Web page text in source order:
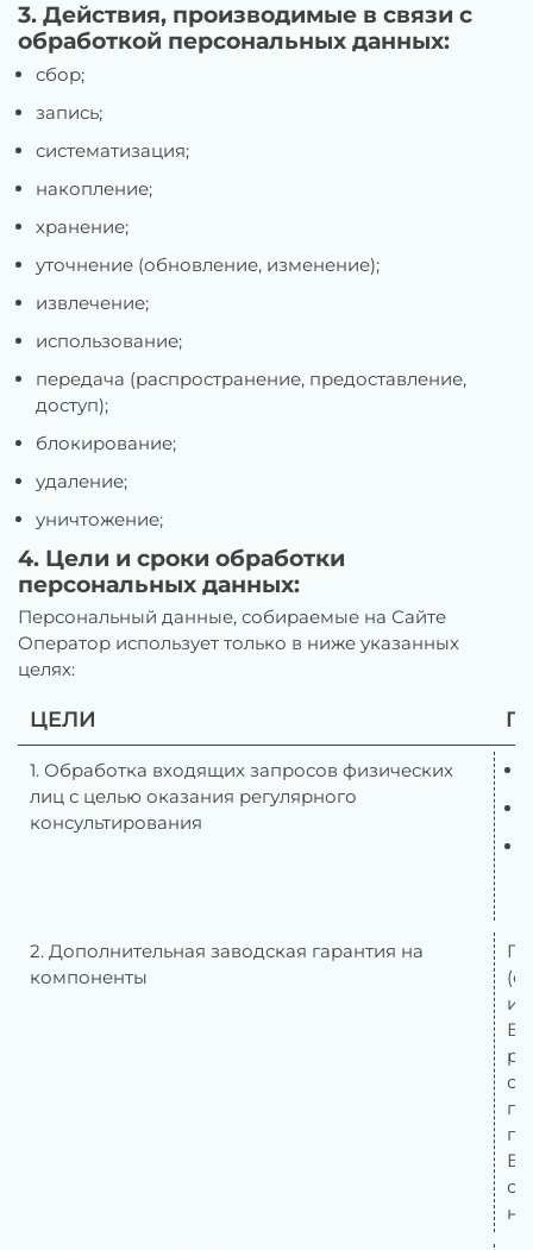
3. Действия, производимые в связи с
обработкой персональных данных:
сбор;
запись;
систематизация;
накопление;
хранение;
уточнение (обновление, изменение);
извлечение;
использование;
передача (распространение, предоставление,
доступ);
блокирование;
удаление;
уничтожение;
4. Цели и сроки обработки
персональных данных:
Персональный данные, собираемые на Сайте
Оператор использует только в ниже указанных
целях:
ЦЕЛИ
1. Обработка входящих запросов физических
лиц с целью оказания регулярного
консультирования
2. Дополнительная заводская гарантия на
компоненты
и